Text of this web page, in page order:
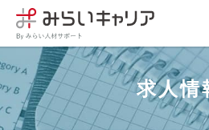
求人情